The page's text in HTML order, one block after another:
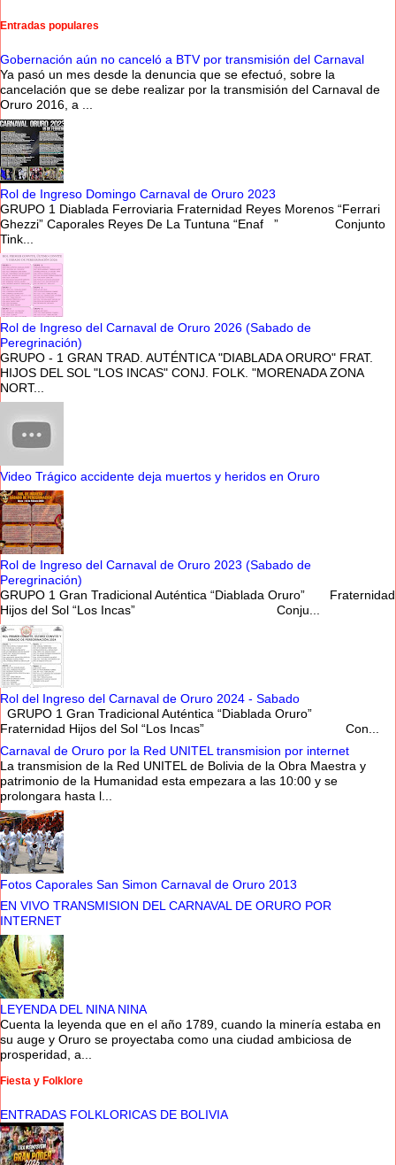
Entradas populares
Gobernación aún no canceló a BTV por transmisión del Carnaval
Ya pasó un mes desde la denuncia que se efectuó, sobre la
cancelación que se debe realizar por la transmisión del Carnaval de
Oruro 2016, a ...
Rol de Ingreso Domingo Carnaval de Oruro 2023
GRUPO 1 Diablada Ferroviaria Fraternidad Reyes Morenos “Ferrari
Ghezzi” Caporales Reyes De La Tuntuna “Enaf ” Conjunto
Tink...
Rol de Ingreso del Carnaval de Oruro 2026 (Sabado de
Peregrinación)
GRUPO - 1 GRAN TRAD. AUTÉNTICA "DIABLADA ORURO" FRAT.
HIJOS DEL SOL "LOS INCAS" CONJ. FOLK. "MORENADA ZONA
NORT...
Video Trágico accidente deja muertos y heridos en Oruro
Rol de Ingreso del Carnaval de Oruro 2023 (Sabado de
Peregrinación)
GRUPO 1 Gran Tradicional Auténtica “Diablada Oruro” Fraternidad
Hijos del Sol “Los Incas” Conju...
Rol del Ingreso del Carnaval de Oruro 2024 - Sabado
GRUPO 1 Gran Tradicional Auténtica “Diablada Oruro”
Fraternidad Hijos del Sol “Los Incas” Con...
Carnaval de Oruro por la Red UNITEL transmision por internet
La transmision de la Red UNITEL de Bolivia de la Obra Maestra y
patrimonio de la Humanidad esta empezara a las 10:00 y se
prolongara hasta l...
Fotos Caporales San Simon Carnaval de Oruro 2013
EN VIVO TRANSMISION DEL CARNAVAL DE ORURO POR
INTERNET
LEYENDA DEL NINA NINA
Cuenta la leyenda que en el año 1789, cuando la minería estaba en
su auge y Oruro se proyectaba como una ciudad ambiciosa de
prosperidad, a...
Fiesta y Folklore
ENTRADAS FOLKLORICAS DE BOLIVIA